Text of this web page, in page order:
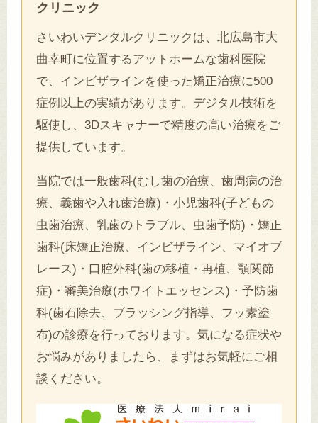
クリニック
さいわいデンタルクリニックは、北広島市大
曲幸町に位置するアットホームな歯科医院
で、インビザラインを使った矯正治療に500
症例以上の実績があります。デジタル技術を
駆使し、3Dスキャナーで精度の高い治療をご
提供しています。
当院では一般歯科(むし歯の治療、歯周病の治
療、義歯や入れ歯治療)・小児歯科(子どもの
虫歯治療、乳歯のトラブル、虫歯予防)・矯正
歯科(床矯正治療、インビザライン、マイオブ
レース)・口腔外科(歯の移植・再植、顎関節
症)・審美治療(ホワイトエッセンス)・予防歯
科(歯石除去、ブラッシング指導、フッ素塗
布)の診療を行っております。気になる症状や
お悩みがありましたら、まずはお気軽にご相
談ください。